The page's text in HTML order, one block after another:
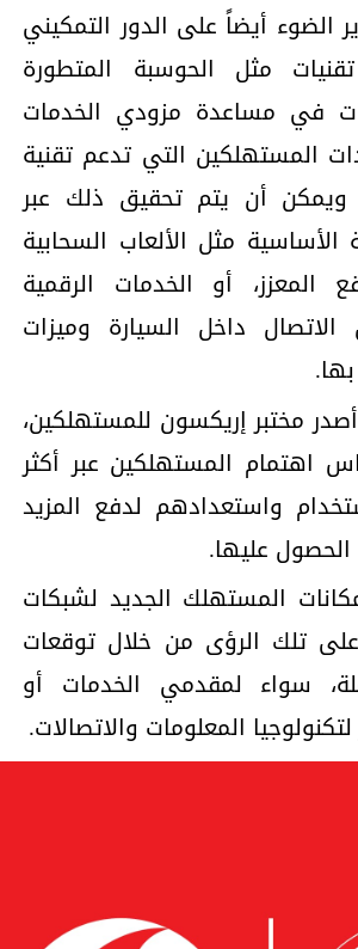
الضوء أيضاً على الدور التمكيني
مثل الحوسبة المتطورة
في مساعدة مزودي الخدمات
المستهلكين التي تدعم تقنية
ويمكن أن يتم تحقيق ذلك عبر
الأساسية مثل الألعاب السحابية
المعزز، أو الخدمات الرقمية
الاتصال داخل السيارة وميزات
2019، أصدر مختبر إريكسون للمستهلكين،
اهتمام المستهلكين عبر أكثر
استخدام واستعدادهم لدفع المزيد
الحصول عليها.
المستهلك الجديد لشبكات
تلك الرؤى من خلال توقعات
سواء لمقدمي الخدمات أو
المعلومات والاتصالات.